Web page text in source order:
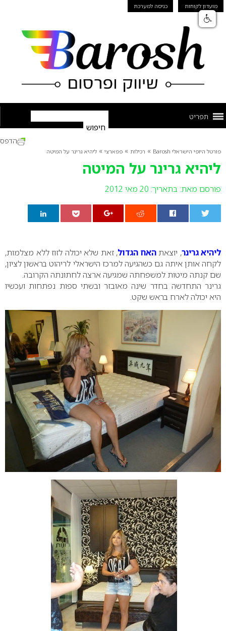
מועדון לקוחות כניסה למערכת
תפריט
פורטל היופי הישראלי Barosh » רכילות » פפארצי » ליהיא גרינר על המיטה
ליהיא גרינר על המיטה
פורסם מאת: בתאריך: 20 מאי 2012
הדפס
ליהיא גרינר, יוצאתהאח הגדול, זאת שלא יכולה לזוז ללא מצלמות,
לקחה אותן איתה גם כשהגיעה למרכז הישראלי לריהוט בראשון לציון,
שם קנתה מיטות למשפחתה שמגיעה ארצה לחתונתה הקרובה.
גרינר התחדשה בחדר שינה מאובזר ובשתי ספות נפתחות ועכשיו
היא יכולה לארח בראש שקט.